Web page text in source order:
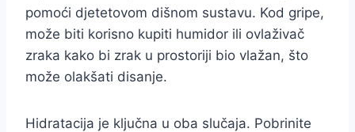
pomoći djetetovom dišnom sustavu. Kod gripe,
može biti korisno kupiti humidor ili ovlaživač
zraka kako bi zrak u prostoriji bio vlažan, što
može olakšati disanje.
Hidratacija je ključna u oba slučaja. Pobrinite